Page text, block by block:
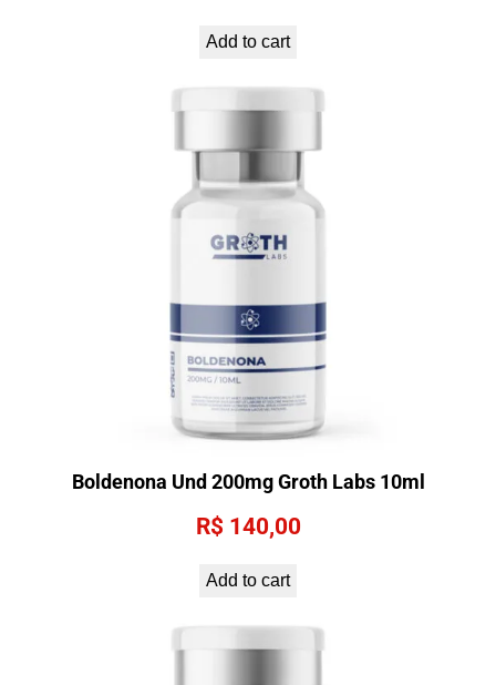
Add to cart
Boldenona Und 200mg Groth Labs 10ml
R$ 140,00
Add to cart